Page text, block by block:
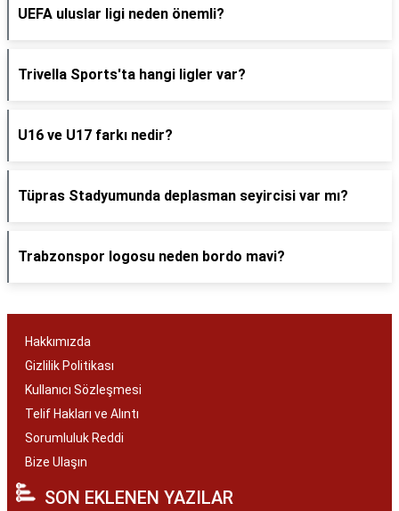
UEFA uluslar ligi neden önemli?
Trivella Sports'ta hangi ligler var?
U16 ve U17 farkı nedir?
Tüpras Stadyumunda deplasman seyircisi var mı?
Trabzonspor logosu neden bordo mavi?
Hakkımızda
Gizlilik Politikası
Kullanıcı Sözleşmesi
Telif Hakları ve Alıntı
Sorumluluk Reddi
Bize Ulaşın
SON EKLENEN YAZILAR